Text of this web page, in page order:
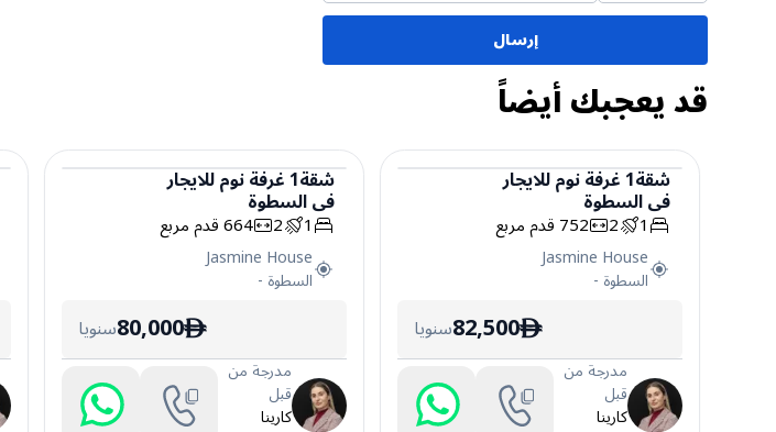
إرسال
قد يعجبك أيضاً
شقة
شقة1غرفة نومللايجار
فيالسطوة
1
2
752قدم مربع
Jasmine House
السطوة -
ê
82,500سنويا
مدرجة من
قبل
كارينا
شقة
شقة1غرفة نومللايجار
فيالسطوة
1
2
664قدم مربع
Jasmine House
السطوة -
ê
80,000سنويا
مدرجة من
قبل
كارينا